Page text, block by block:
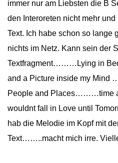
immer nur am Liebsten die B
den Interoreten nicht mehr
Text. Ich habe schon so lange
nichts im Netz. Kann sein der
Textfragment………Lying in
and a Picture inside my Mind
People and Places………time
wouldnt fall in Love until
hab die Melodie im Kopf mit
Text……..macht mich irre.